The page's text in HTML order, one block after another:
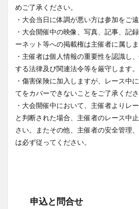
めご了承ください。
・大会当日に体調が悪い方は参加をご遠
・大会開催中の映像、写真、記事、記
ーネット等への掲載権は主催者に属しま
・主催者は個人情報の重要性を認識し
する法律及び関連法令等を厳守します。
・傷害保険に加入しますが、レース中
てをカバーできないことをご了承くださ
・大会開催中において、主催者よりレ
と判断された場合、主催者のレース中
さい。またその他、主催者の安全管理
は必ず従ってください。
申込と問合せ